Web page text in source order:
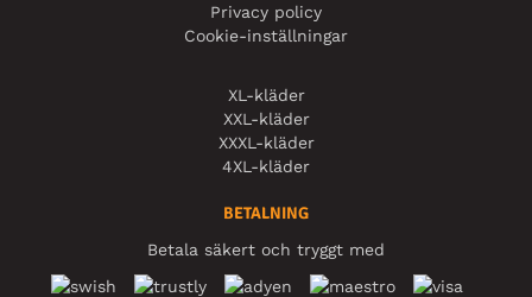
Privacy policy
Cookie-inställningar
XL-kläder
XXL-kläder
XXXL-kläder
4XL-kläder
BETALNING
Betala säkert och tryggt med